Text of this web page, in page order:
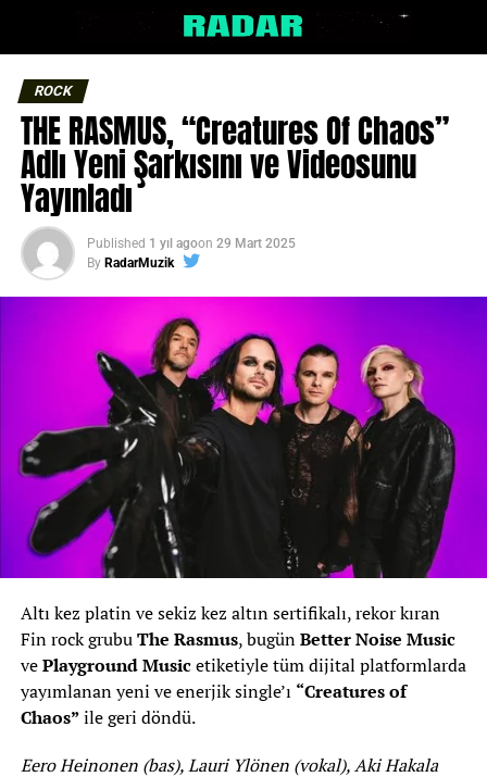
ROCK
THE RASMUS, “Creatures Of Chaos”
Adlı Yeni Şarkısını ve Videosunu
Yayınladı
Published 1 yıl agoon 29 Mart 2025
By RadarMuzik
Altı kez platin ve sekiz kez altın sertifikalı, rekor kıran
Fin rock grubuThe Rasmus, bugünBetter Noise Music
vePlayground Musicetiketiyle tüm dijital platformlarda
yayımlanan yeni ve enerjik single’ı “Creatures of
Chaos” ile geri döndü.
Eero Heinonen (bas), Lauri Ylönen (vokal), Aki Hakala